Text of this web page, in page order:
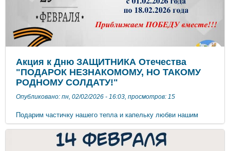
Акция к Дню ЗАЩИТНИКА Отечества
"ПОДАРОК НЕЗНАКОМОМУ, НО ТАКОМУ
РОДНОМУ СОЛДАТУ!"
Опубликовано: пн, 02/02/2026 - 16:03, просмотров: 15
Подарим частичку нашего тепла и капельку любви нашим
ЗАЩИТНИКАМ С 01.02.2026 по 18.02.2026 года объявляем
Акцию к Дню ЗАЩИТНИКА Отечества " ПОДАРОК
НЕЗНАКОМОМУ, НО ТАКОМУ РОДНОМУ СОЛДАТУ!" В акции
могут поучаствовать все желающие, ведь это легко: соберите